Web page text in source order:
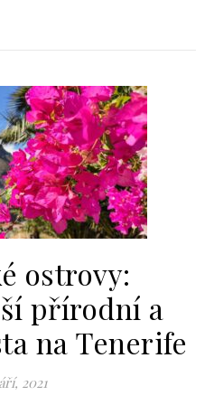
ostrovy:
přírodní a
na Tenerife
2021